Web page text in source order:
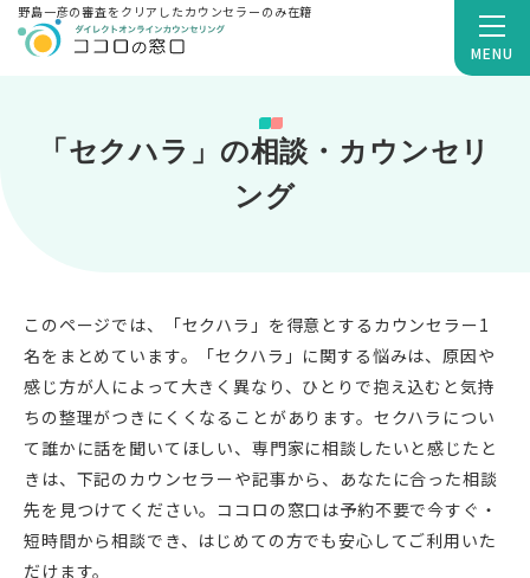
MENU
野島一彦の審査をクリアしたカウンセラーのみ在籍
「セクハラ」の相談・カウンセリ
ング
このページでは、「セクハラ」を得意とするカウンセラー1
名をまとめています。「セクハラ」に関する悩みは、原因や
感じ方が人によって大きく異なり、ひとりで抱え込むと気持
ちの整理がつきにくくなることがあります。セクハラについ
て誰かに話を聞いてほしい、専門家に相談したいと感じたと
きは、下記のカウンセラーや記事から、あなたに合った相談
先を見つけてください。ココロの窓口は予約不要で今すぐ・
短時間から相談でき、はじめての方でも安心してご利用いた
だけます。